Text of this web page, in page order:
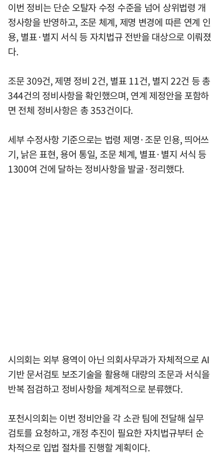
이번 정비는 단순 오탈자 수정 수준을 넘어 상위법령 개
정사항을 반영하고, 조문 체계, 제명 변경에 따른 연계 인
용, 별표·별지 서식 등 자치법규 전반을 대상으로 이뤄졌
다.
조문 309건, 제명 정비 2건, 별표 11건, 별지 22건 등 총
344건의 정비사항을 확인했으며, 연계 제정안을 포함하
면 전체 정비사항은 총 353건이다.
세부 수정사항 기준으로는 법령 제명·조문 인용, 띄어쓰
기, 낡은 표현, 용어 통일, 조문 체계, 별표·별지 서식 등
1300여 건에 달하는 정비사항을 발굴·정리했다.
시의회는 외부 용역이 아닌 의회사무과가 자체적으로 AI
기반 문서검토 보조기술을 활용해 대량의 조문과 서식을
반복 점검하고 정비사항을 체계적으로 분류했다.
포천시의회는 이번 정비안을 각 소관 팀에 전달해 실무
검토를 요청하고, 개정 추진이 필요한 자치법규부터 순
차적으로 입법 절차를 진행할 계획이다.